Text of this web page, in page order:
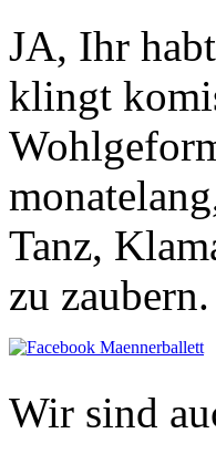
JA, Ihr
klingt
Tanz,
zu zaubern.
Wir sind